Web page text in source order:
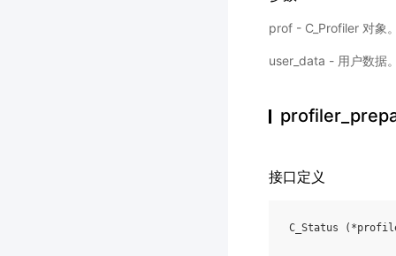
prof - C_Profiler 对象
user_data - 用户数据
接口定义
C_Status ( *